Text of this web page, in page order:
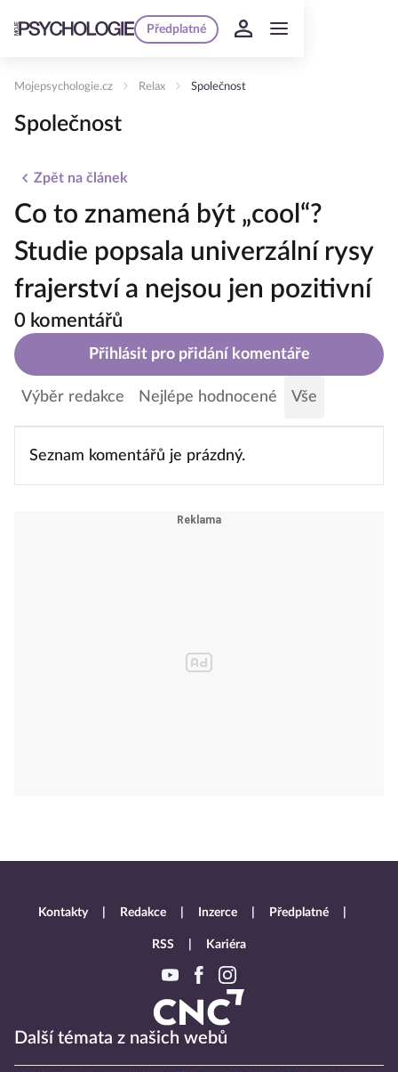
Předplatné
Mojepsychologie.cz Relax Společnost
Společnost
Zpět na článek
Co to znamená být „cool“?
Studie popsala univerzální rysy
frajerství a nejsou jen pozitivní
0 komentářů
Přihlásit pro přidání komentáře
Výběr redakce Nejlépe hodnocené Vše
Seznam komentářů je prázdný.
Další témata z našich webů
Kontakty Redakce Inzerce Předplatné
RSS Kariéra